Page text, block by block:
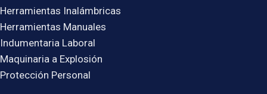
Herramientas Inalámbricas
Herramientas Manuales
Indumentaria Laboral
Maquinaria a Explosión
Protección Personal